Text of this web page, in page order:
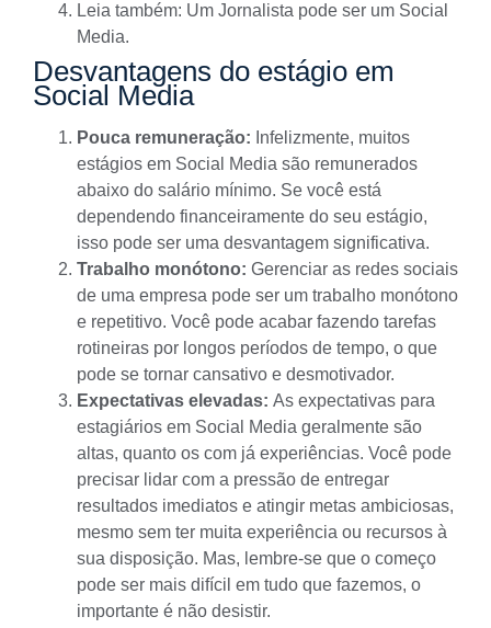
Leia também: Um Jornalista pode ser um Social
Media.
Desvantagens do estágio em
Social Media
Pouca remuneração: Infelizmente, muitos
estágios em Social Media são remunerados
abaixo do salário mínimo. Se você está
dependendo financeiramente do seu estágio,
isso pode ser uma desvantagem significativa.
Trabalho monótono: Gerenciar as redes sociais
de uma empresa pode ser um trabalho monótono
e repetitivo. Você pode acabar fazendo tarefas
rotineiras por longos períodos de tempo, o que
pode se tornar cansativo e desmotivador.
Expectativas elevadas: As expectativas para
estagiários em Social Media geralmente são
altas, quanto os com já experiências. Você pode
precisar lidar com a pressão de entregar
resultados imediatos e atingir metas ambiciosas,
mesmo sem ter muita experiência ou recursos à
sua disposição. Mas, lembre-se que o começo
pode ser mais difícil em tudo que fazemos, o
importante é não desistir.